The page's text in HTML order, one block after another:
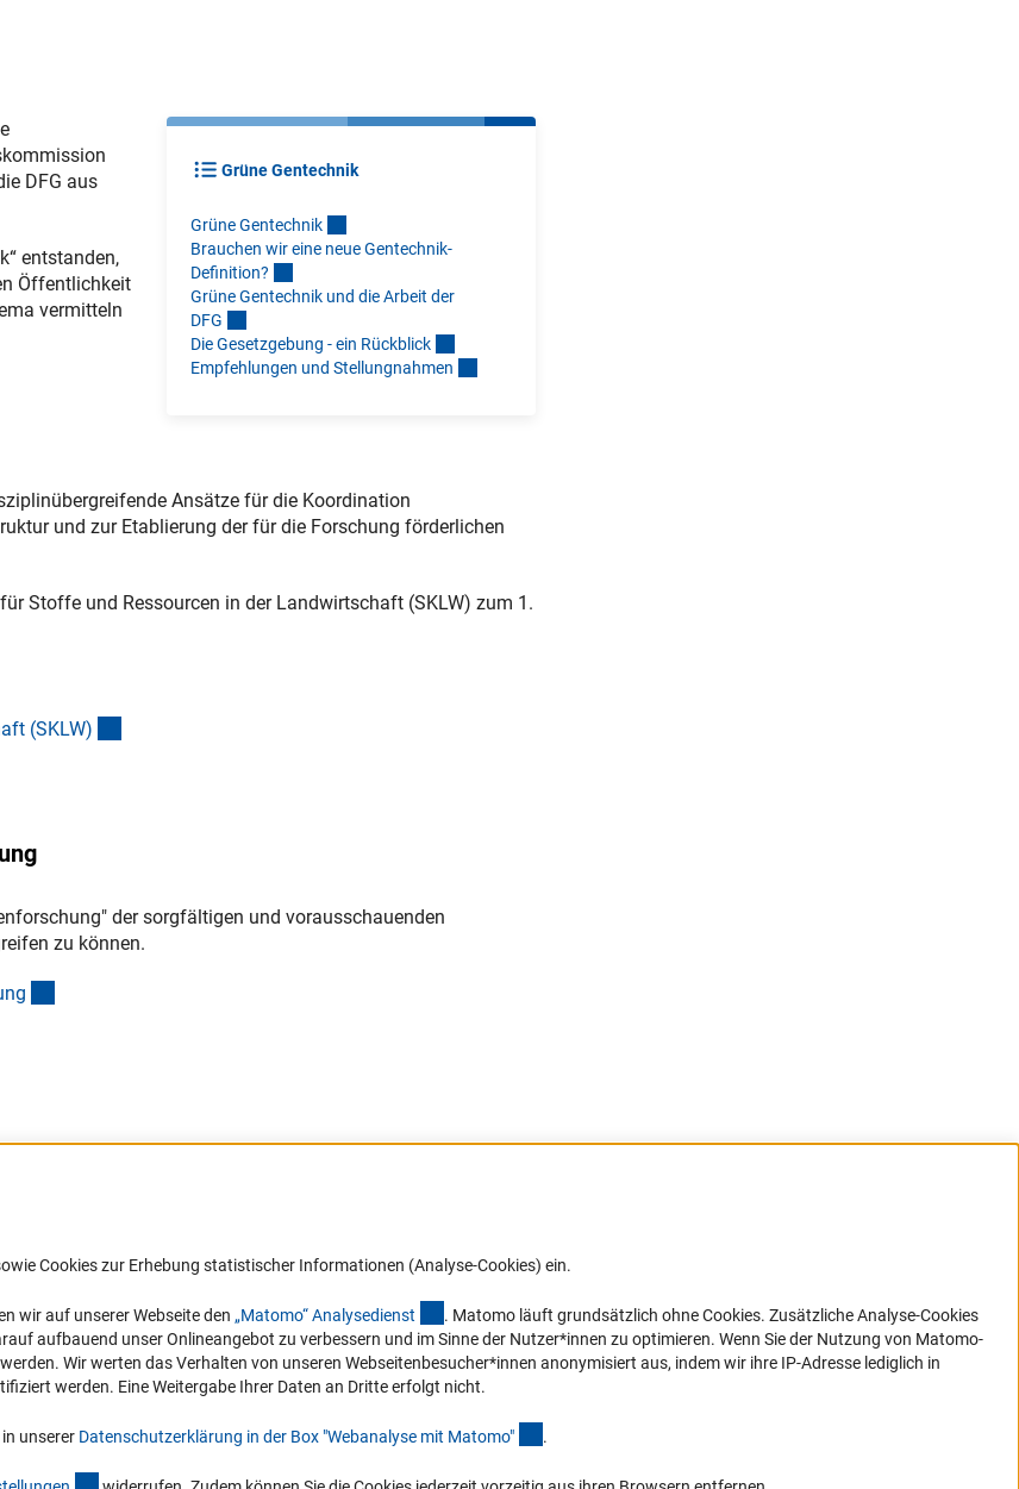
Grüne Gentechnik
Grüne Gentechnik
Brauchen wir eine neue Gentechnik-
Definition?
Grüne Gentechnik und die Arbeit der
DFG
Die Gesetzgebung - ein Rückblick
Empfehlungen und Stellungnahmen
DFG aus
entstanden,
Öffentlichkeit
vermitteln
Ansätze für die Koordination
und zur Etablierung der für die Forschung förderlichen
Stoffe und Ressourcen in der Landwirtschaft (SKLW) zum 1.
(SKLW)
der sorgfältigen und vorausschauenden
zu können.
g
Behinderungen
zur Barrierefreiheit
melden
in Ihr Mailpostfach oder schauen Sie sich
die Ausgaben online an.
Zum Newsletter
Cookies zur Erhebung statistischer Informationen (Analyse-Cookies) ein.
wir auf unserer Webseite den „Matomo“ Analysedienst (externer Link)
. Matomo läuft grundsätzlich ohne Cookies. Zusätzliche Analyse-Cookies
aufbauend unser Onlineangebot zu verbessern und im Sinne der Nutzer*innen zu optimieren. Wenn Sie der Nutzung von Matomo-
Wir werten das Verhalten von unseren Webseitenbesucher*innen anonymisiert aus, indem wir ihre IP-Adresse lediglich in
werden. Eine Weitergabe Ihrer Daten an Dritte erfolgt nicht.
unserer Datenschutzerklärung in der Box "Webanalyse mit Matomo" .
(interner Link)